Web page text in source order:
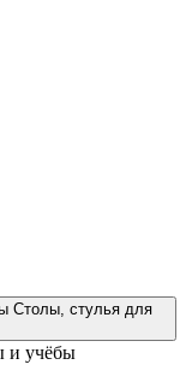
Столы, стулья для